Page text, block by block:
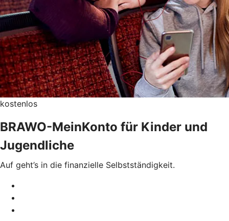
kostenlos
BRAWO-MeinKonto für Kinder und
Jugendliche
Auf geht’s in die finanzielle Selbstständigkeit.